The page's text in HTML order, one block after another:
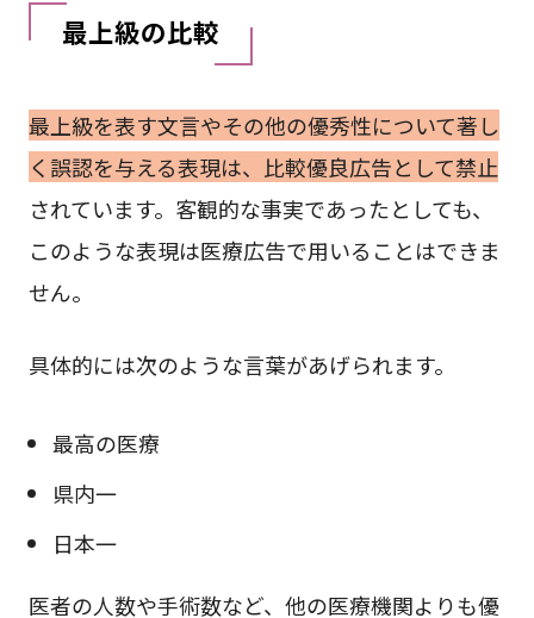
最上級の比較
最上級を表す文言やその他の優秀性について著し
く誤認を与える表現は、比較優良広告として禁止
されています。客観的な事実であったとしても、
このような表現は医療広告で用いることはできま
せん。
具体的には次のような言葉があげられます。
最高の医療
県内一
日本一
医者の人数や手術数など、他の医療機関よりも優